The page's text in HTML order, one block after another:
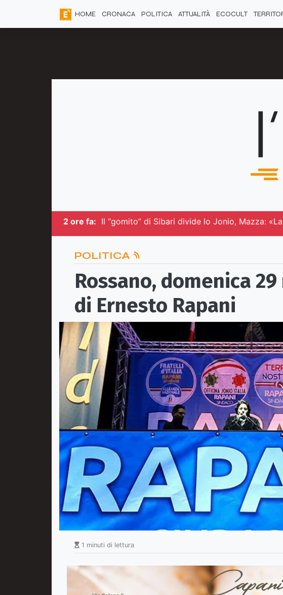
HOME CRONACA POLITICA ATTUALITÀ ECOCULT
2 ore fa: Il “gomito” di Sibari divide lo Jonio, Mazza:
POLITICA
Rossano, domenica
di Ernesto Rapani
1 minuti di lettura